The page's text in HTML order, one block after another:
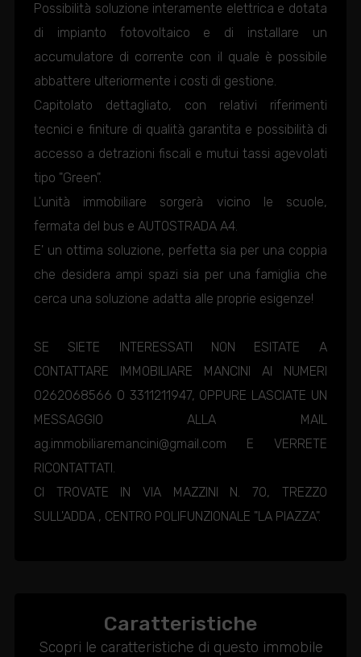
Possibilità soluzione interamente elettrica e dotata
di impianto fotovoltaico e di installare un
accumulatore di corrente con il quale è possibile
abbattere ulteriormente i costi di gestione.
Capitolato dettagliato, con relativi riferimenti
tecnici e finiture di qualità garantita e possibilità di
accesso a detrazioni fiscali e mutui tassi agevolati
tipo "Green".
L'unità immobiliare sorgerà vicino le scuole,
fermata del bus e AUTOSTRADA A4.
E' un ottima soluzione, perfetta sia per una coppia
che desidera ampi spazi sia per una famiglia che
cerca una soluzione adatta alle proprie esigenze!
SE SIETE INTERESSATI NON ESITATE A
CONTATTARE IMMOBILIARE MANCINI AI NUMERI
0262068566 O 3311211947, OPPURE LASCIATE UN
MESSAGGIO ALLA MAIL
ag.immobiliaremancini@gmail.com E VERRETE
RICONTATTATI.
CI TROVATE IN VIA MAZZINI N. 70, TREZZO
SULL'ADDA , CENTRO POLIFUNZIONALE "LA PIAZZA".
Caratteristiche
Scopri le caratteristiche di questo immobile